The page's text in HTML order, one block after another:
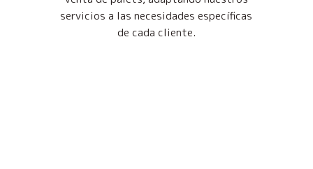
servicios a las necesidades específicas
de cada cliente.